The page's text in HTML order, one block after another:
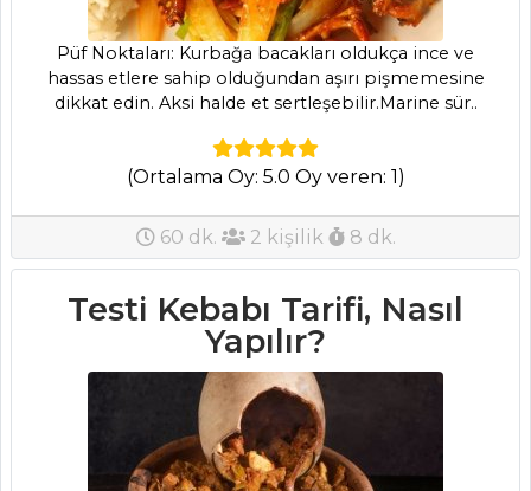
ANASAYFA
BLOG
Medya
Haber
Püf Noktaları: Kurbağa bacakları oldukça ince ve
hassas etlere sahip olduğundan aşırı pişmemesine
dikkat edin. Aksi halde et sertleşebilir.Marine sür..
(Ortalama Oy: 5.0 Oy veren: 1)
60 dk. 2 kişilik 8 dk.
Testi Kebabı Tarifi, Nasıl
Yapılır?